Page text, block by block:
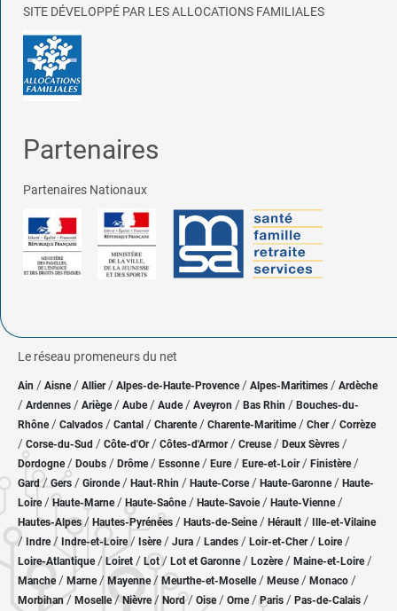
SITE DÉVELOPPÉ PAR LES ALLOCATIONS FAMILIALES
Partenaires
Partenaires Nationaux
Le réseau promeneurs du net
Ain / Aisne/ Allier/ Alpes-de-Haute-Provence / Alpes-Maritimes / Ardèche
/ Ardennes / Ariège/ Aube/ Aude / Aveyron / Bas Rhin / Bouches-du-
Rhône/ Calvados / Cantal / Charente / Charente-Maritime/ Cher / Corrèze
/ Corse-du-Sud / Côte-d'Or / Côtes-d'Armor/ Creuse/ Deux Sèvres /
Dordogne/ Doubs / Drôme/ Essonne / Eure/ Eure-et-Loir / Finistère/
Gard/Gers / Gironde/ Haut-Rhin / Haute-Corse/ Haute-Garonne/ Haute-
Loire/Haute-Marne/ Haute-Saône/ Haute-Savoie/ Haute-Vienne/
Hautes-Alpes/ Hautes-Pyrénées / Hauts-de-Seine/ Hérault / Ille-et-Vilaine
/ Indre/ Indre-et-Loire/ Isère/ Jura / Landes / Loir-et-Cher/ Loire/
Loire-Atlantique/ Loiret / Lot/ Lot et Garonne/ Lozère / Maine-et-Loire/
Manche/ Marne/ Mayenne/ Meurthe-et-Moselle/ Meuse/ Monaco /
Morbihan/ Moselle/ Nièvre / Nord/ Oise / Orne/Paris / Pas-de-Calais /